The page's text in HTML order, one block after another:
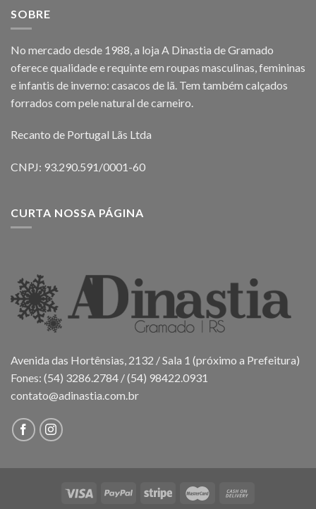
SOBRE
No mercado desde 1988, a loja A Dinastia de Gramado
oferece qualidade e requinte em roupas masculinas, femininas
e infantis de inverno: casacos de lã. Tem também calçados
forrados com pele natural de carneiro.
Recanto de Portugal Lãs Ltda
CNPJ: 93.290.591/0001-60
CURTA NOSSA PÁGINA
Avenida das Hortênsias, 2132 / Sala 1 (próximo a Prefeitura)
Fones: (54) 3286.2784 / (54) 98422.0931
contato@adinastia.com.br